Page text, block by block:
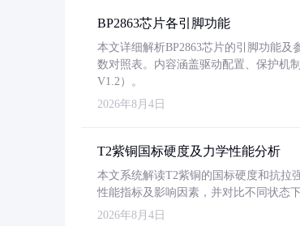
BP2863芯片各引脚功能
本文详细解析BP2863芯片的引脚功能
数对照表。内容涵盖驱动配置、保护机
V1.2）。
2026年8月4日
T2紫铜国标硬度及力学性能分析
本文系统解读T2紫铜的国标硬度和抗拉
性能指标及影响因素，并对比不同状态
2026年8月4日